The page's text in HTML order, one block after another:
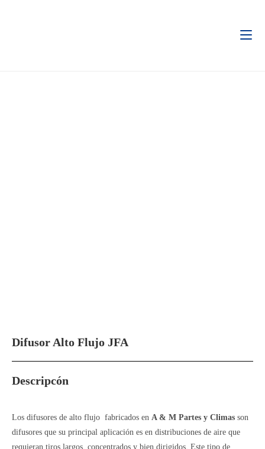
Difusor Alto Flujo JFA
Descripcón
Los difusores de alto flujo fabricados en A & M Partes y Climas son
difusores que su principal aplicación es en distribuciones de aire que
requieran tiros largos, concentrados y bien dirigidos. Este tipo de